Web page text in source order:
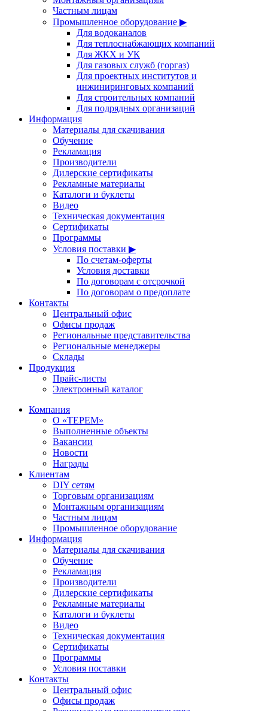
Частным лицам
Промышленное оборудование ▶
Для водоканалов
Для теплоснабжающих компаний
Для ЖКХ и УК
Для газовых служб (горгаз)
Для проектных институтов и
инжиниринговых компаний
Для строительных компаний
Для подрядных организаций
Информация
Материалы для скачивания
Обучение
Рекламация
Производители
Дилерские сертификаты
Рекламные материалы
Каталоги и буклеты
Видео
Техническая документация
Сертификаты
Программы
Условия поставки ▶
По счетам-оферты
Условия доставки
По договорам с отсрочкой
По договорам о предоплате
Контакты
Центральный офис
Офисы продаж
Региональные представительства
Региональные менеджеры
Склады
Продукция
Прайс-листы
Электронный каталог
Компания
О «ТЕРЕМ»
Выполненные объекты
Вакансии
Новости
Награды
Клиентам
DIY сетям
Торговым организациям
Монтажным организациям
Частным лицам
Промышленное оборудование
Информация
Материалы для скачивания
Обучение
Рекламация
Производители
Дилерские сертификаты
Рекламные материалы
Каталоги и буклеты
Видео
Техническая документация
Сертификаты
Программы
Условия поставки
Контакты
Центральный офис
Офисы продаж